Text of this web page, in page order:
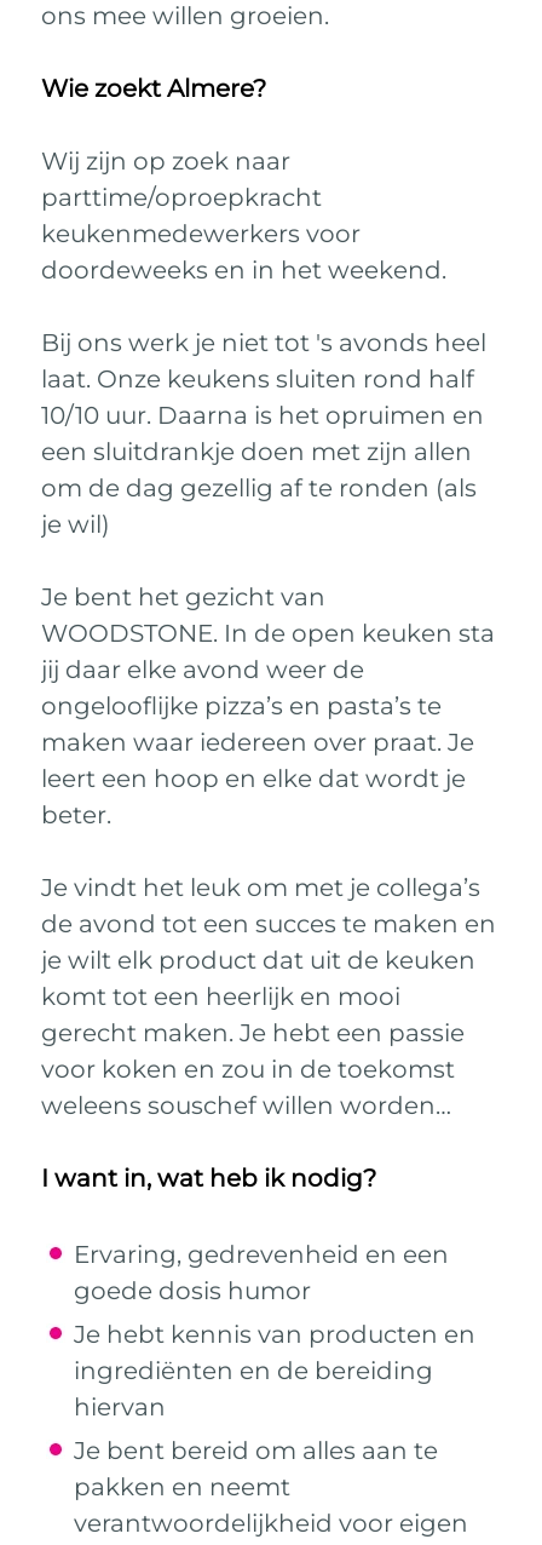
ons mee willen groeien.
Wie zoekt Almere?
Wij zijn op zoek naar
parttime/oproepkracht
keukenmedewerkers voor
doordeweeks en in het weekend.
Bij ons werk je niet tot 's avonds heel
laat. Onze keukens sluiten rond half
10/10 uur. Daarna is het opruimen en
een sluitdrankje doen met zijn allen
om de dag gezellig af te ronden (als
je wil)
Je bent het gezicht van
WOODSTONE. In de open keuken sta
jij daar elke avond weer de
ongelooflijke pizza’s en pasta’s te
maken waar iedereen over praat. Je
leert een hoop en elke dat wordt je
beter.
Je vindt het leuk om met je collega’s
de avond tot een succes te maken en
je wilt elk product dat uit de keuken
komt tot een heerlijk en mooi
gerecht maken. Je hebt een passie
voor koken en zou in de toekomst
weleens souschef willen worden…
I want in, wat heb ik nodig?
Ervaring, gedrevenheid en een
goede dosis humor
Je hebt kennis van producten en
ingrediënten en de bereiding
hiervan
Je bent bereid om alles aan te
pakken en neemt
verantwoordelijkheid voor eigen